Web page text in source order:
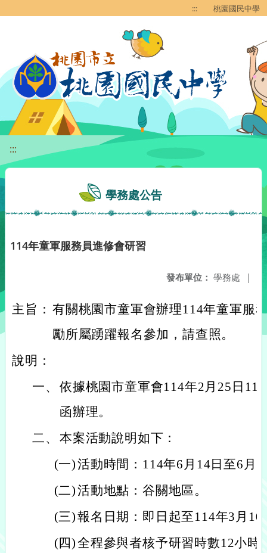
::: 桃園國民中學
:::
學務處公告
114年童軍服務員進修會研習
發布單位： 學務處 |
主旨： 有關桃園市童軍會辦理114年童軍服
勵所屬踴躍報名參加，請查照。
說明：
一、 依據桃園市童軍會114年2月25日
函辦理。
二、 本案活動說明如下：
(一)活動時間：114年6月14日至6月
(二)活動地點：谷關地區。
(三)報名日期：即日起至114年3月
(四)全程參與者核予研習時數12小時